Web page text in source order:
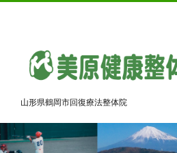
山形県鶴岡市回復療法整体院